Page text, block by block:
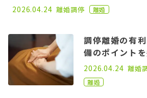
2020.11.02
2026.04.24 離婚調停 離婚
調停離婚の有
備のポイント
2022.06.15
2026.04.24 離婚
離婚